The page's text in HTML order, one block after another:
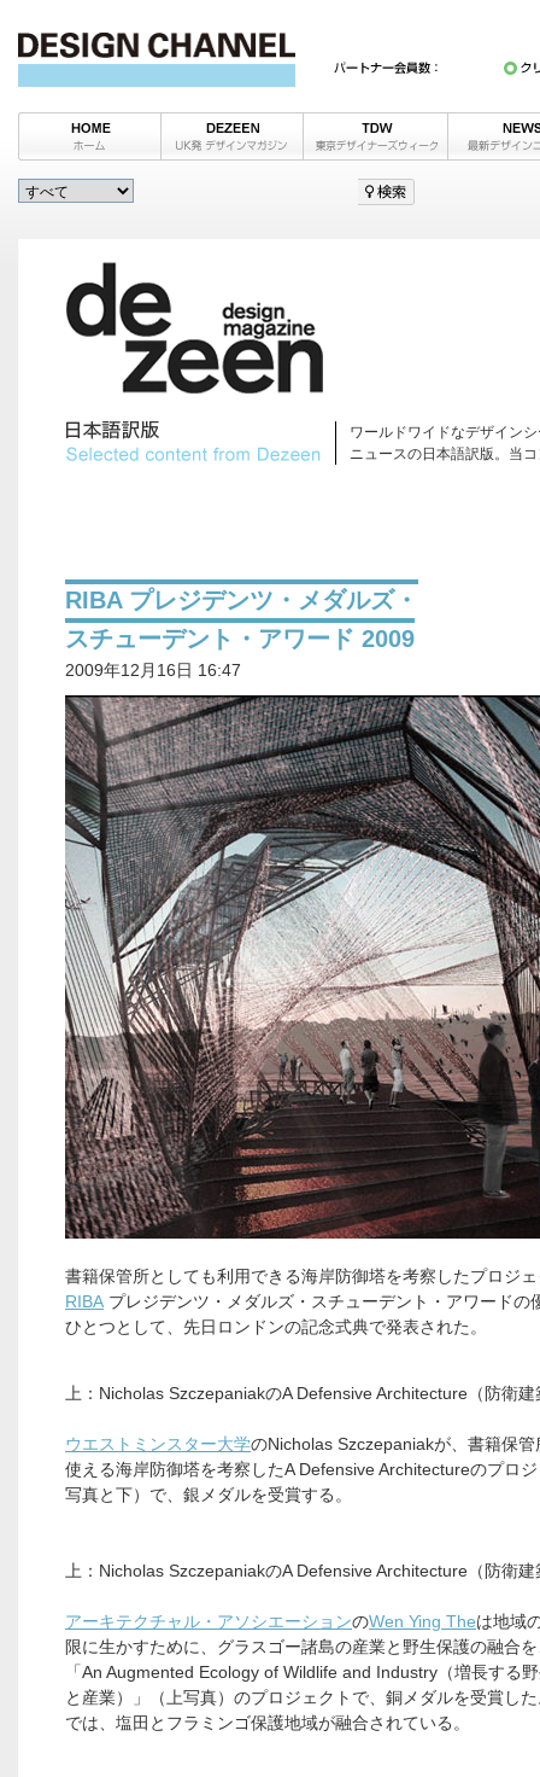
ワールドワイドなデザイン
ニュースの日本語訳版。当
RIBA プレジデンツ・メダルズ・
スチューデント・アワード 2009
2009年12月16日 16:47
書籍保管所としても利用できる海岸防御塔を考察したプロジ
RIBA プレジデンツ・メダルズ・スチューデント・アワードの
ひとつとして、先日ロンドンの記念式典で発表された。
上：Nicholas SzczepaniakのA Defensive Architecture（防衛建
ウエストミンスター大学のNicholas Szczepaniakが、書籍保管
使える海岸防御塔を考察したA Defensive Architectureのプロ
写真と下）で、銀メダルを受賞する。
上：Nicholas SzczepaniakのA Defensive Architecture（防衛建
アーキテクチャル・アソシエーションのWen Ying Theは地域
限に生かすために、グラスゴー諸島の産業と野生保護の融合
「An Augmented Ecology of Wildlife and Industry（増長する
と産業）」（上写真）のプロジェクトで、銅メダルを受賞し
では、塩田とフラミンゴ保護地域が融合されている。